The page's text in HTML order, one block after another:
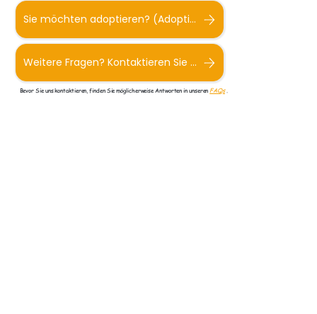
Sie möchten adoptieren? (Adoptionsformular)
Weitere Fragen? Kontaktieren Sie uns.
Bevor Sie uns kontaktieren, finden Sie möglicherweise Antworten in unseren FAQs.